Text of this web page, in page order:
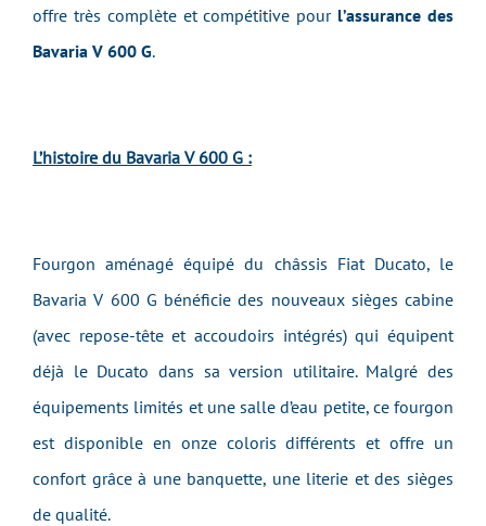
offre très complète et compétitive pour l’assurance des
Bavaria V 600 G.
L’histoire du Bavaria V 600 G :
Fourgon aménagé équipé du châssis Fiat Ducato, le
Bavaria V 600 G bénéficie des nouveaux sièges cabine
(avec repose-tête et accoudoirs intégrés) qui équipent
déjà le Ducato dans sa version utilitaire. Malgré des
équipements limités et une salle d’eau petite, ce fourgon
est disponible en onze coloris différents et offre un
confort grâce à une banquette, une literie et des sièges
de qualité.